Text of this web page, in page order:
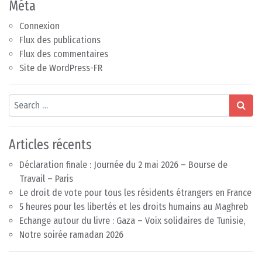
Méta
Connexion
Flux des publications
Flux des commentaires
Site de WordPress-FR
Search
Articles récents
Déclaration finale : Journée du 2 mai 2026 – Bourse de
Travail – Paris
Le droit de vote pour tous les résidents étrangers en France
5 heures pour les libertés et les droits humains au Maghreb
Echange autour du livre : Gaza – Voix solidaires de Tunisie,
Notre soirée ramadan 2026